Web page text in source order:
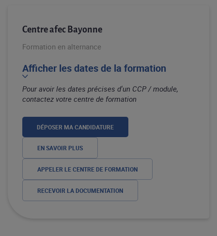
Centre afec Bayonne
Formation en alternance
Afficher les dates de la formation
Pour avoir les dates précises d'un CCP / module,
contactez votre centre de formation
DÉPOSER MA CANDIDATURE
EN SAVOIR PLUS
APPELER LE CENTRE DE FORMATION
RECEVOIR LA DOCUMENTATION